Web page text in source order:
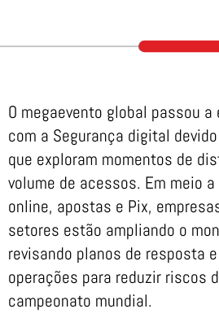
O megaevento global passou
com a Segurança digital
que exploram momentos de
volume de acessos. Em meio
online, apostas e Pix,
setores estão ampliando o
revisando planos de resposta
operações para reduzir riscos
campeonato mundial.